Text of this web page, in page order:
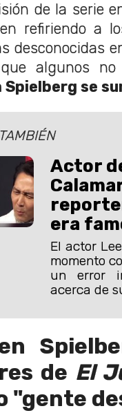
de la serie
refiriendo a
desconocidas
que algunos
Spielberg se
Actor
era
El actor
momento
un error
acerca de
de El
"gente